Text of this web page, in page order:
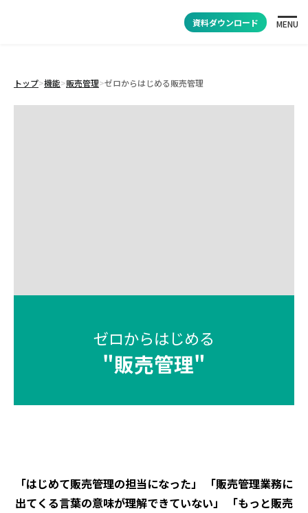
資料ダウンロード MENU
トップ>機能>販売管理>ゼロからはじめる販売管理
ゼロからはじめる
"販売管理"
「はじめて販売管理の担当になった」 「販売管理業務に
出てくる言葉の意味が理解できていない」 「もっと販売